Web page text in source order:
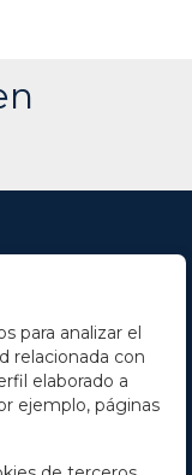
para analizar el
relacionada con
elaborado a
ejemplo, páginas